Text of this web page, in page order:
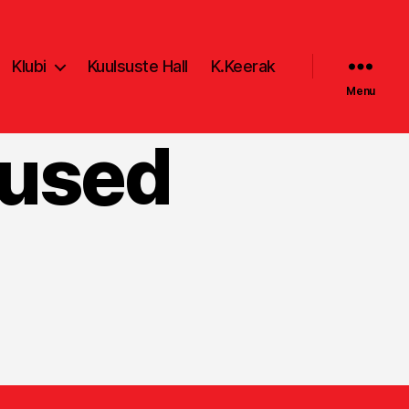
Klubi Kuulsuste Hall K.Keerak
Menu